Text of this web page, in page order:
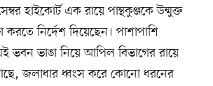
হাইকোর্ট এক রায়ে পান্থকুঞ্জকে উন্মুক্ত
করতে নির্দেশ দিয়েছেন। পাশাপাশি
ভবন ভাঙা নিয়ে আপিল বিভাগের রায়ে
জলাধার ধ্বংস করে কোনো ধরনের